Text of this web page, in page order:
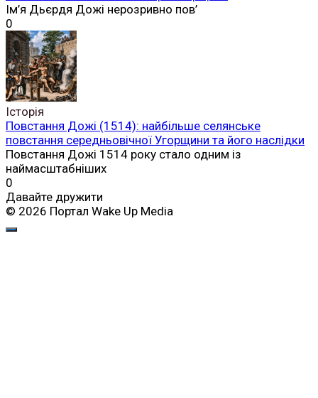
Ім’я Дьєрдя Дожі нерозривно пов’
0
Історія
Повстання Дожі (1514): найбільше селянське
повстання середньовічної Угорщини та його наслідки
Повстання Дожі 1514 року стало одним із
наймасштабніших
0
Давайте дружити
© 2026 Портал Wake Up Media